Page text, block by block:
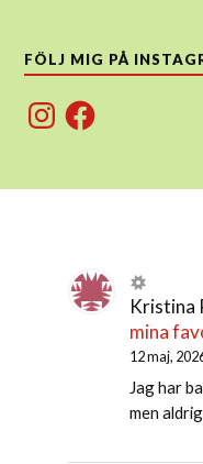
FÖLJ MIG PÅ
InstagramFacebook
Kristina
mina
12 maj,
Jag har
men